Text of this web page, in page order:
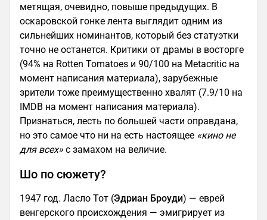
метящая, очевидно, повыше предыдущих. В
оскаровской гонке лента выглядит одним из
сильнейших номинантов, который без статуэтки
точно не останется. Критики от драмы в восторге
(94% на Rotten Tomatoes и 90/100 на Metacritic на
момент написания материала), зарубежные
зрители тоже преимущественно хвалят (7.9/10 на
IMDB на момент написания материала).
Признаться, лесть по большей части оправдана,
но это самое что ни на есть настоящее «кино не
для всех» с замахом на величие.
Шо по сюжету?
1947 год. Ласло Тот (Эдриан Броуди) — еврей
венгерского происхождения — эмигрирует из